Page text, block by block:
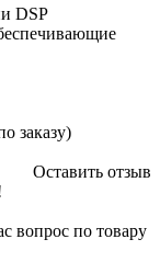
DSP
заказу)
Оставить отзыв
вопрос по товару